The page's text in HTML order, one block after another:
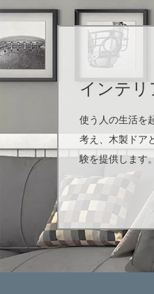
インテリ
使う人の生活を
考え、木製ドア
験を提供します